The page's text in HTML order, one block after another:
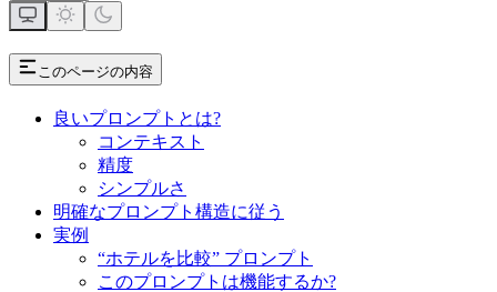
このページの内容
良いプロンプトとは?
コンテキスト
精度
シンプルさ
明確なプロンプト構造に従う
実例
“ホテルを比較” プロンプト
このプロンプトは機能するか?